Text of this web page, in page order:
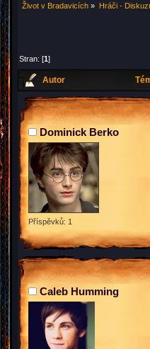
Život v Bradavicích » Hráči -
Stran: [1]
Autor
Dominick Berko
Příspěvků: 1
Caleb Humming